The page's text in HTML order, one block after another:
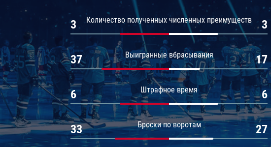
Количество полученных численных преимуществ
3 3
Выигранные вбрасывания
37 17
Штрафное время
6 6
Броски по воротам
33 27